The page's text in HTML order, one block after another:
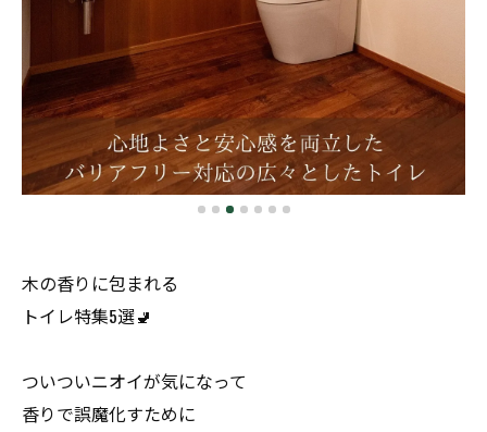
木の香りに包まれる
トイレ特集5選🚽
ついついニオイが気になって
香りで誤魔化すために